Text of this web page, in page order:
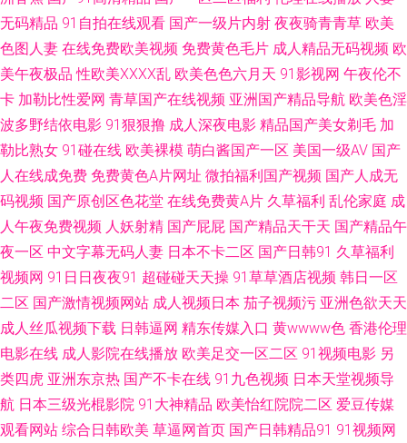
日本3级片网站 伊人久久大香 97资源在线视频 狼友社区 美国骚极品极品 香
蕉精品亚洲国产 亚洲三级性爱 91桃色神马 91视频在线播 91视频视频 豆花
av在线 超碰豆花91 国产伪娘91 黑丝萝少 大香蕉9999 精品一区二区蜜桃 久
久四虎一二三 日本免费www 人妖操伪娘 日本性爱A片 深夜福利视频网址 午
夜剧场三级片 91视屏观看 俺去也导航 91网页版色色 亚洲影院午夜影院 91
超在线 91TV首页 在线亚洲欧洲TV 香蕉视频污app 日韩特黄 日韩午夜电影
免视频免费看 91国产夜色猫 午夜福利91 99色热 成人高清日色 91色情主站
亚州性色 五月天狼友 天天操线视频 91青久久 肏屄不卡高清视频 黄色美女视
频 老司机午夜影院 精品一区日韩 美欧性娱烁 欧美性爱精品一区 三级日韩中
无码精品 91自拍在线观看 国产一级片内射 夜夜骑青青草 欧美
色图人妻 在线免费欧美视频 免费黄色毛片 成人精品无码视频 欧
美午夜极品 性欧美ⅩⅩⅩⅩ乱 欧美色色六月天 91影视网 午夜伦不
卡 加勒比性爱网 青草国产在线视频 亚洲国产精品导航 欧美色淫
波多野结依电影 91狠狠撸 成人深夜电影 精品国产美女剃毛 加
勒比熟女 91碰在线 欧美裸模 萌白酱国产一区 美国一级AV 国产
人在线成免费 免费黄色A片网址 微拍福利国产视频 国产人成无
码视频 国产原创区色花堂 在线免费黄A片 久草福利 乱伦家庭 成
人午夜免费视频 人妖射精 国产屁屁 国产精品天干天 国产精品午
夜一区 中文字幕无码人妻 日本不卡二区 国产日韩91 久草福利
视频网 91日日夜夜91 超碰碰天天操 91草草酒店视频 韩日一区
二区 国产激情视频网站 成人视频日本 茄子视频污 亚洲色欲天天
成人丝瓜视频下载 日韩逼网 精东传媒入口 黄wwww色 香港伦理
电影在线 成人影院在线播放 欧美足交一区二区 91视频电影 另
类四虎 亚洲东京热 国产不卡在线 91九色视频 日本天堂视频导
航 日本三级光棍影院 91大神精品 欧美怡红院院二区 爱豆传媒
观看网站 综合日韩欧美 草逼网首页 国产日韩精品91 91视频网